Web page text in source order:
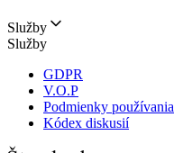
Služby
Služby
GDPR
V.O.P
Podmienky používania
Kódex diskusií